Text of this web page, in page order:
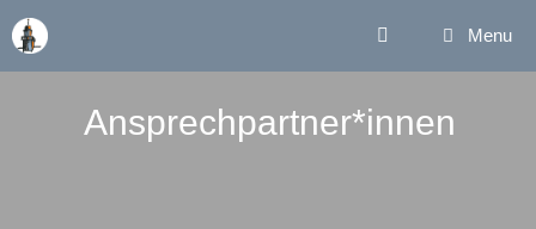
Zum
Inhalt
springen
Menu
Ansprechpartner*innen